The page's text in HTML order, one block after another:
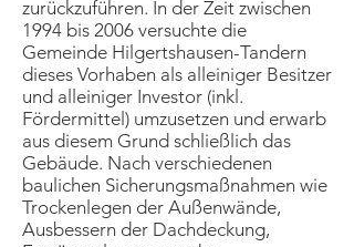
zurückzuführen. In der Zeit zwischen
1994 bis 2006 versuchte die
Gemeinde Hilgertshausen-Tandern
dieses Vorhaben als alleiniger Besitzer
und alleiniger Investor (inkl.
Fördermittel) umzusetzen und erwarb
aus diesem Grund schließlich das
Gebäude. Nach verschiedenen
baulichen Sicherungsmaßnahmen wie
Trockenlegen der Außenwände,
Ausbessern der Dachdeckung,